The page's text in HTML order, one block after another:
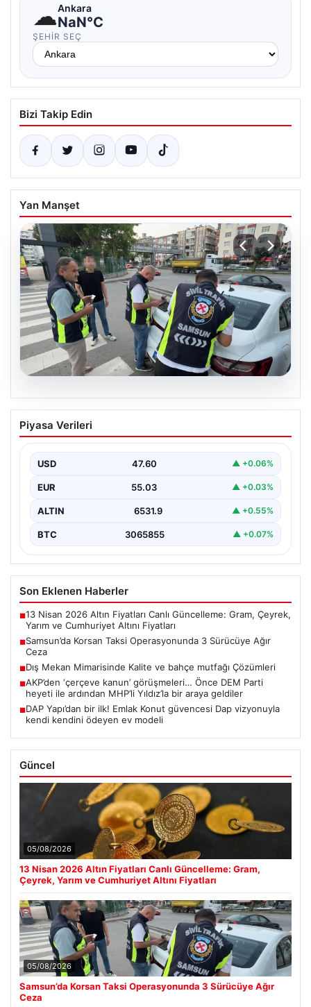
☁Ankara
NaN°C
ŞEHIR SEÇ
Bizi Takip Edin
Yan Manşet
Samsun’da Korsan Taksi
Operasyonunda 3 Sürücüye Ağır Ceza
yürütülen denetimler kapsamında, üç sürücüye toplam
300 bin…
Piyasa Verileri
USD 47.60 ▲ +0.06%
EUR 55.03 ▲ +0.03%
ALTIN 6531.9 ▲ +0.55%
BTC 3065855 ▲ +0.07%
Son Eklenen Haberler
■13 Nisan 2026 Altın Fiyatları Canlı Güncelleme: Gram, Çeyrek,
Yarım ve Cumhuriyet Altını Fiyatları
■Samsun’da Korsan Taksi Operasyonunda 3 Sürücüye Ağır
Ceza
■Dış Mekan Mimarisinde Kalite ve bahçe mutfağı Çözümleri
■AKP’den ‘çerçeve kanun’ görüşmeleri… Önce DEM Parti
heyeti ile ardından MHP’li Yıldız’la bir araya geldiler
■DAP Yapı’dan bir ilk! Emlak Konut güvencesi Dap vizyonuyla
kendi kendini ödeyen ev modeli
Güncel
05/08/2026
13 Nisan 2026 Altın Fiyatları Canlı Güncelleme: Gram,
Çeyrek, Yarım ve Cumhuriyet Altını Fiyatları
05/08/2026
Samsun’da Korsan Taksi Operasyonunda 3 Sürücüye Ağır
Ceza